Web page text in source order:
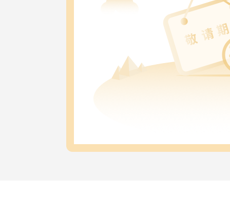
汇添富港股通科技精选混合发起式A
汇添富港股通科技精选混合发起式C